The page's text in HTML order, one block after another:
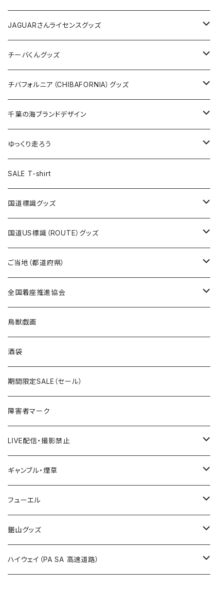
ホテルキーホルダー
ホテルキーホルダー
クリアファイル
Tシャツ
キャップ
トートバッグ
ランチバッグ
エコバッグ
バッグ
ステッカー
缶バッジ
キーホルダー
クリアファイル
キャップ
バッグ
ステッカー
缶バッジ
キーホルダー
クリアファイル
ステッカー
ステッカー
ステッカー大
缶バッジ
缶バッジ32mm
缶バッジ54mm
エコバッグ
JAGUARさんコラボグッズ
Tシャツ
ステッカー
サコッシュ
ホテルキーホルダー
モーテルキーホルダー
トートバッグ
JAGUARさんライセンスグッズ
Tシャツ
ステッカー
缶バッジ
クリアファイル
マスク
エコバッグ
千葉ロッテマリーンズコラボ
チーバくんグッズ
Tシャツ
キャップ
エコバッグ
ステッカー
モーテルキーホルダー
ホテルキーホルダー
トートバッグ
チバフォルニア（CHIBAFORNIA）グッズ
Tシャツ
キャップ
ステッカー
ホテルキーホルダー
千葉の海ブランドデザイン
Tシャツ
キャップ
ステッカー
ゆっくり走ろう
Tシャツ
ステッカー
ホテルキーホルダー
SALE T-shirt
国道標識グッズ
ステッカー
国道0～99号線
国道100～199号線
国道600～699号線
国道700～799号線
Tシャツ
キャップ
国道US標識（ROUTE）グッズ
ステッカー
ROUTE 0～99号線
ROUTE100～199号線
ROUTE600～699号線
ROUTE700～799号線
Tシャツ
ROUTE 0～99号線
ROUTE 100～199号線
ROUTE 600～699号線
ROUTE 700～799号線
キャップ
ROUTE 0～99号線
ROUTE 100～199号線
ROUTE 600～699号線
ROUTE 700～799号線
ご当地（都道府県）
北海道
青森県
岩手県
宮城県
秋田県
Tシャツ
ステッカー
山形県
福島県
茨城県
栃木県
群馬県
全国着座推進協会
ステッカー
鳥獣戯画
酒袋
期間限定SALE（セール）
障害者マーク
LIVE配信・撮影禁止
LIVE配信禁止
撮影禁止
ギャンブル・煙草
ホテルキーホルダー
たばこ・禁煙ステッカー
フューエル
ステッカー
鋸山グッズ
Tシャツ
ハイウェイ（PA SA 高速道路）